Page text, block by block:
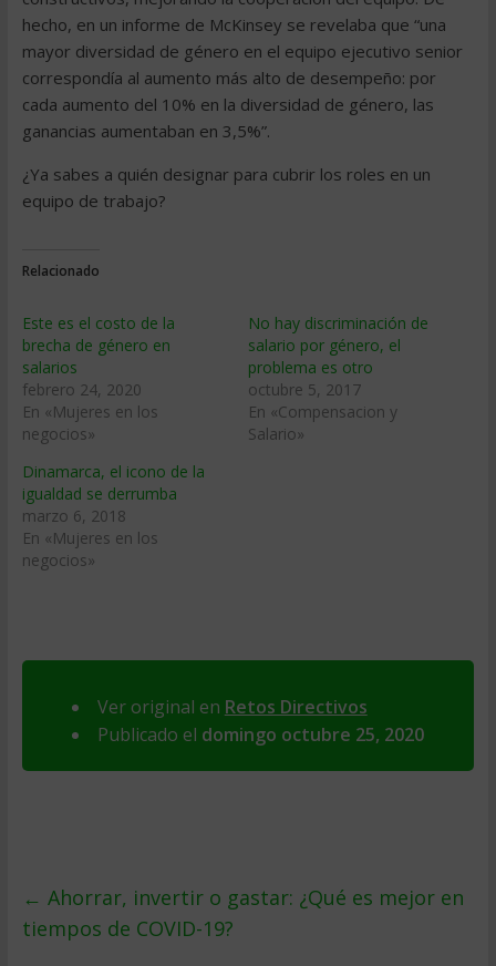
hecho, en un informe de McKinsey se revelaba que “una
mayor diversidad de género en el equipo ejecutivo senior
correspondía al aumento más alto de desempeño: por
cada aumento del 10% en la diversidad de género, las
ganancias aumentaban en 3,5%”.
¿Ya sabes a quién designar para cubrir los roles en un
equipo de trabajo?
Relacionado
Este es el costo de la
brecha de género en
salarios
febrero 24, 2020
En «Mujeres en los
negocios»
No hay discriminación de
salario por género, el
problema es otro
octubre 5, 2017
En «Compensacion y
Salario»
Dinamarca, el icono de la
igualdad se derrumba
marzo 6, 2018
En «Mujeres en los
negocios»
Ver original en Retos Directivos
Publicado el domingo octubre 25, 2020
← Ahorrar, invertir o gastar: ¿Qué es mejor en
tiempos de COVID-19?